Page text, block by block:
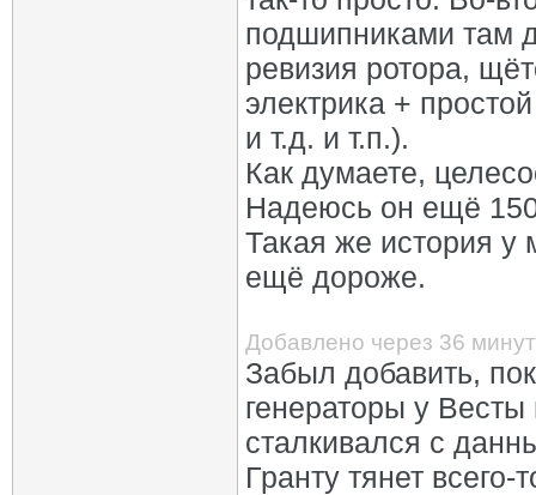
подшипниками там
ревизия ротора,
электрика +
и т.д. и т.п.).
Как думаете,
Надеюсь он ещё
Такая же история у
ещё дороже.
Добавлено через 36 минут
Забыл добавить,
генераторы у
сталкивался с
Гранту тянет